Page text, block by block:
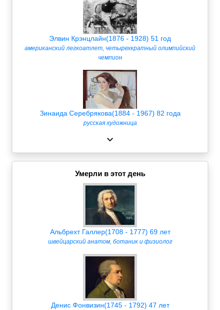
Элвин Крэнцлайн(1876 - 1928) 51 год
американский легкоатлет, четырехкратный олимпийский
чемпион
Зинаида Серебрякова(1884 - 1967) 82 года
русская художница
Умерли в этот день
Альбрехт Галлер(1708 - 1777) 69 лет
швейцарский анатом, ботаник и физиолог
Денис Фонвизин(1745 - 1792) 47 лет